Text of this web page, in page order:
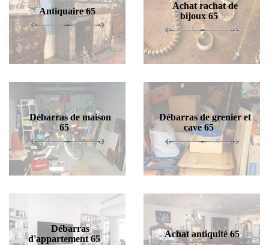
Antiquaire 65
Achat rachat de
bijoux 65
Débarras de maison
65
Débarras de grenier et
cave 65
Débarras
d'appartement 65
Achat antiquité 65